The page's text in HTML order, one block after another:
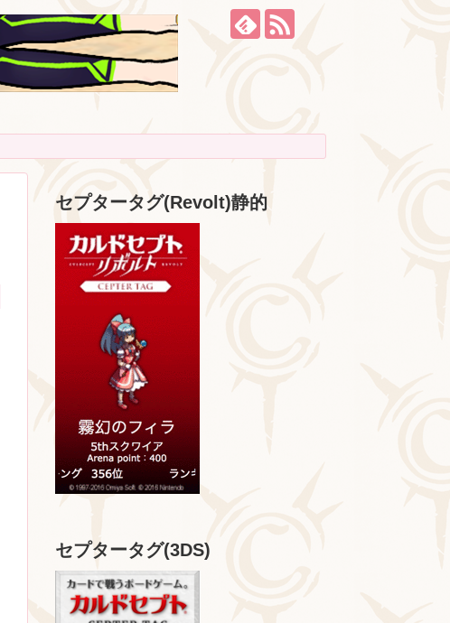
セプタータグ(Revolt)静的
セプタータグ(3DS)